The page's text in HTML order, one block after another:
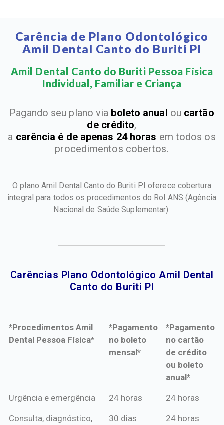
Carência de Plano Odontológico
Amil Dental Canto do Buriti PI
Amil Dental Canto do Buriti Pessoa Física
Individual, Familiar e Criança​
Pagando seu plano via boleto anual ou cartão
de crédito,
a carência é de apenas 24 horas em todos os
procedimentos cobertos.
O plano Amil Dental Canto do Buriti PI oferece cobertura
integral para todos os procedimentos do Rol ANS (Agência
Nacional de Saúde Suplementar).
Carências Plano Odontológico Amil Dental
Canto do Buriti PI​
*Procedimentos Amil
Dental Pessoa Física*
*Pagamento
no boleto
mensal*
*Pagamento
no cartão
de crédito
ou boleto
anual*
*Procedimentos Amil
*Pagamento
mensal*
*Pagamento
de crédito
Urgência e emergência 24 horas 24 horas
Consulta, diagnóstico,
30 dias 24 horas